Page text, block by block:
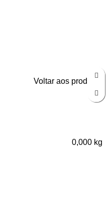
Voltar aos produtos
0,000 kg